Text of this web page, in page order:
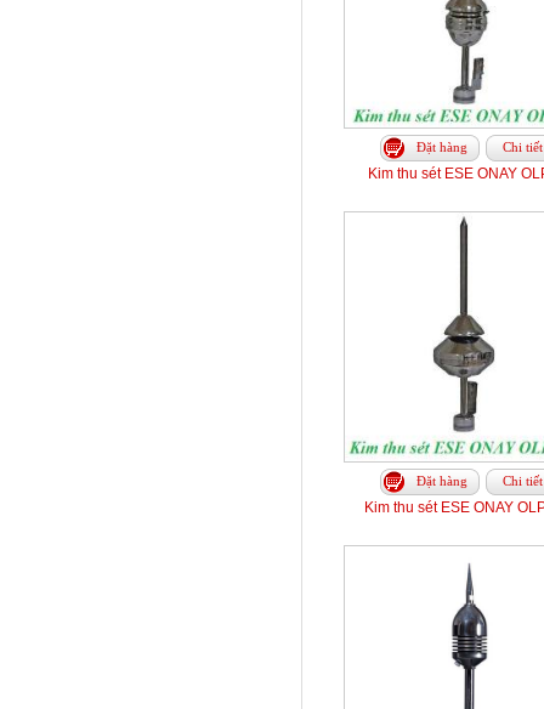
Đặt hàng Chi tiết
Kim thu sét ESE ONAY
Đặt hàng Chi tiết
Kim thu sét ESE ONAY